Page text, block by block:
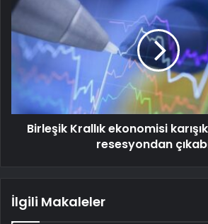
Birleşik Krallık ekonomisi
resesyondan
İlgili Makaleler